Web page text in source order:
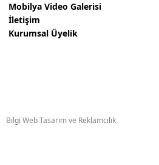
Mobilya Video Galerisi
İletişim
Kurumsal Üyelik
Bilgi Web Tasarım ve Reklamcılık